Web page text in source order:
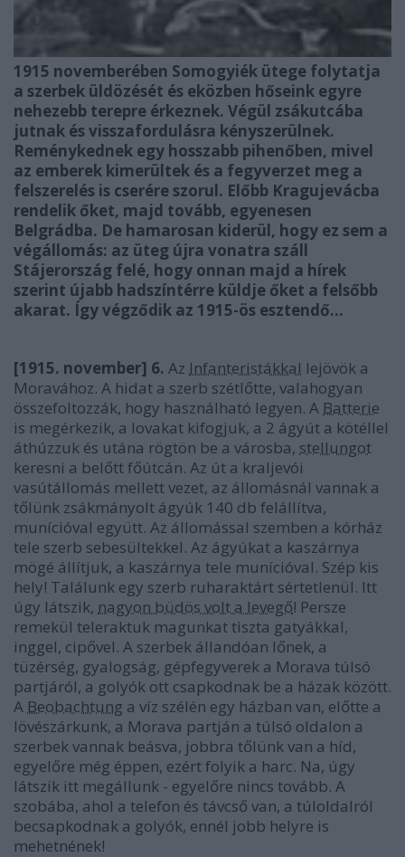
1915 novemberében Somogyiék ütege folytatja
a szerbek üldözését és eközben hőseink egyre
nehezebb terepre érkeznek. Végül zsákutcába
jutnak és visszafordulásra kényszerülnek.
Reménykednek egy hosszabb pihenőben, mivel
az emberek kimerültek és a fegyverzet meg a
felszerelés is cserére szorul. Előbb Kragujevácba
rendelik őket, majd tovább, egyenesen
Belgrádba. De hamarosan kiderül, hogy ez sem a
végállomás: az üteg újra vonatra száll
Stájerország felé, hogy onnan majd a hírek
szerint újabb hadszíntérre küldje őket a felsőbb
akarat. Így végződik az 1915-ös esztendő…
[1915. november] 6. Az Infanteristákkal lejövök a
Moravához. A hidat a szerb szétlőtte, valahogyan
összefoltozzák, hogy használható legyen. A Batterie
is megérkezik, a lovakat kifogjuk, a 2 ágyút a kötéllel
áthúzzuk és utána rögtön be a városba, stellungot
keresni a belőtt főútcán. Az út a kraljevói
vasútállomás mellett vezet, az állomásnál vannak a
tőlünk zsákmányolt ágyúk 140 db felállítva,
munícióval együtt. Az állomással szemben a kórház
tele szerb sebesültekkel. Az ágyúkat a kaszárnya
mögé állítjuk, a kaszárnya tele munícióval. Szép kis
hely! Találunk egy szerb ruharaktárt sértetlenül. Itt
úgy látszik, nagyon büdös volt a levegő! Persze
remekül teleraktuk magunkat tiszta gatyákkal,
inggel, cipővel. A szerbek állandóan lőnek, a
tüzérség, gyalogság, gépfegyverek a Morava túlsó
partjáról, a golyók ott csapkodnak be a házak között.
A Beobachtung a víz szélén egy házban van, előtte a
lövészárkunk, a Morava partján a túlsó oldalon a
szerbek vannak beásva, jobbra tőlünk van a híd,
egyelőre még éppen, ezért folyik a harc. Na, úgy
látszik itt megállunk - egyelőre nincs tovább. A
szobába, ahol a telefon és távcső van, a túloldalról
becsapkodnak a golyók, ennél jobb helyre is
mehetnének!